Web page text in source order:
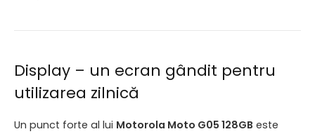
Display – un ecran gândit pentru
utilizarea zilnică
Un punct forte al lui Motorola Moto G05 128GB este